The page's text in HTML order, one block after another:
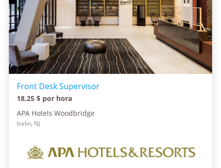
Front Desk Supervisor
18,25 $ por hora
APA Hotels Woodbridge
Iselin, NJ